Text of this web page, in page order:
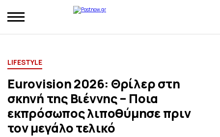
LIFESTYLE
Eurovision 2026: Θρίλερ στη
σκηνή της Βιέννης – Ποια
εκπρόσωπος λιποθύμησε πριν
τον μεγάλο τελικό